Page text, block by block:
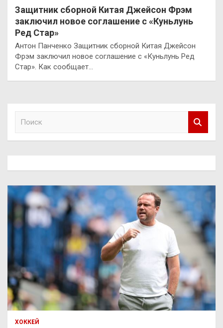
Защитник сборной Китая Джейсон Фрэм
заключил новое соглашение с «Куньлунь
Ред Стар»
Антон Панченко Защитник сборной Китая Джейсон
Фрэм заключил новое соглашение с «Куньлунь Ред
Стар». Как сообщает…
ХОККЕЙ